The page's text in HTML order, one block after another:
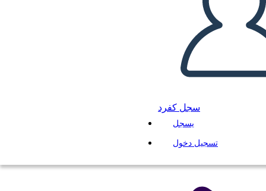
سجل كفرد
يسجل
تسجيل دخول
مكعب قصة العواطف
إنشاء لوحة القصة